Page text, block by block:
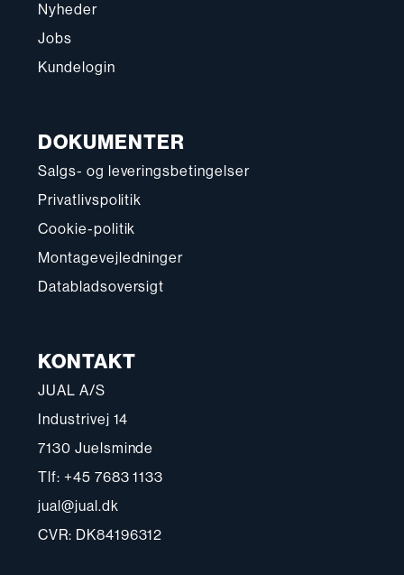
Nyheder
Jobs
Kundelogin
DOKUMENTER
Salgs- og leveringsbetingelser
Privatlivspolitik
Cookie-politik
Montagevejledninger
Databladsoversigt
KONTAKT
JUAL A/S
Industrivej 14
7130 Juelsminde
Tlf: +45 7683 1133
jual@jual.dk
CVR: DK84196312